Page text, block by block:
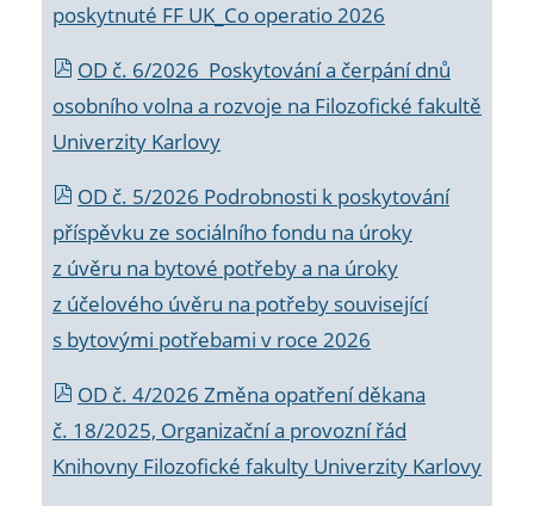
poskytnuté FF UK_Co operatio 2026
OD č. 6/2026 Poskytování a čerpání dnů
osobního volna a rozvoje na Filozofické fakultě
Univerzity Karlovy
OD č. 5/2026 Podrobnosti k poskytování
příspěvku ze sociálního fondu na úroky
z úvěru na bytové potřeby a na úroky
z účelového úvěru na potřeby související
s bytovými potřebami v roce 2026
OD č. 4/2026 Změna opatření děkana
č. 18/2025, Organizační a provozní řád
Knihovny Filozofické fakulty Univerzity Karlovy